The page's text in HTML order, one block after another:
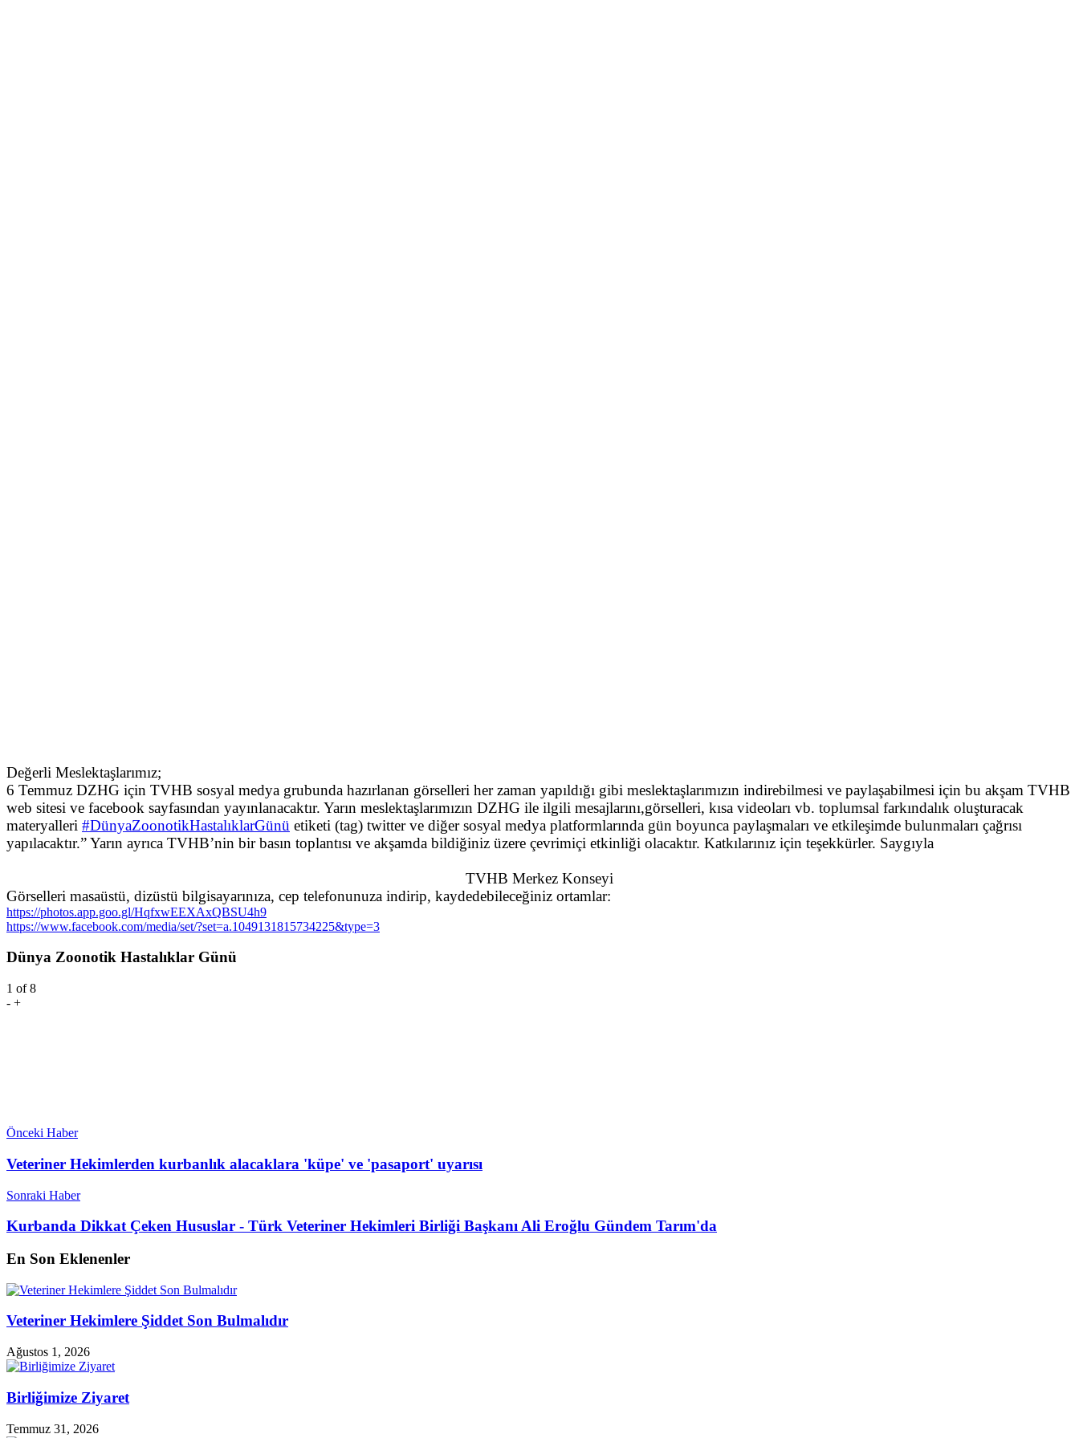
Değerli Meslektaşlarımız;
6 Temmuz DZHG için TVHB sosyal medya grubunda hazırlanan görselleri her zaman yapıldığı gibi meslektaşlarımızın indirebilmesi ve paylaşabilmesi için bu akşam TVHB
web sitesi ve facebook sayfasından yayınlanacaktır. Yarın meslektaşlarımızın DZHG ile ilgili mesajlarını,görselleri, kısa videoları vb. toplumsal farkındalık oluşturacak
materyalleri #DünyaZoonotikHastalıklarGünü etiketi (tag) twitter ve diğer sosyal medya platformlarında gün boyunca paylaşmaları ve etkileşimde bulunmaları çağrısı
yapılacaktır.” Yarın ayrıca TVHB’nin bir basın toplantısı ve akşamda bildiğiniz üzere çevrimiçi etkinliği olacaktır. Katkılarınız için teşekkürler. Saygıyla
TVHB Merkez Konseyi
Görselleri masaüstü, dizüstü bilgisayarınıza, cep telefonunuza indirip, kaydedebileceğiniz ortamlar:
https://photos.app.goo.gl/HqfxwEEXAxQBSU4h9
https://www.facebook.com/media/set/?set=a.1049131815734225&type=3
Dünya Zoonotik Hastalıklar Günü
1 of 8
- +
Önceki Haber
Veteriner Hekimlerden kurbanlık alacaklara 'küpe' ve 'pasaport' uyarısı
Sonraki Haber
Kurbanda Dikkat Çeken Hususlar - Türk Veteriner Hekimleri Birliği Başkanı Ali Eroğlu Gündem Tarım'da
En Son Eklenenler
Veteriner Hekimlere Şiddet Son Bulmalıdır
Ağustos 1, 2026
Birliğimize Ziyaret
Temmuz 31, 2026